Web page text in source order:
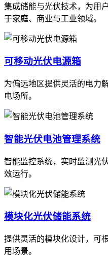
集成储能与光伏技术，为用
于家庭、商业与工业领域。
可移动光伏电源箱
为偏远地区提供灵活的电力
电场所。
智能光伏电池管理系统
智能监控系统，实时监测光
效运行。
模块化光伏储能系统
提供灵活的模块化设计，可
用场景。